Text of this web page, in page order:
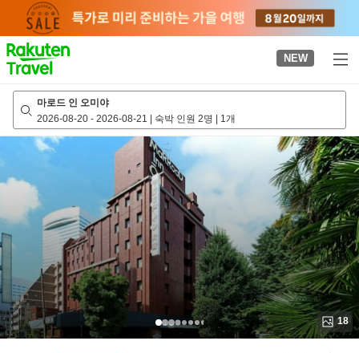
page
NEW
마로드 인 오미야
2026-08-20 - 2026-08-21 | 숙박 인원 2명 | 1개
18